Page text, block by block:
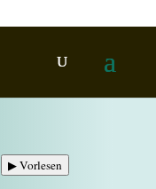
▶Vorlesen